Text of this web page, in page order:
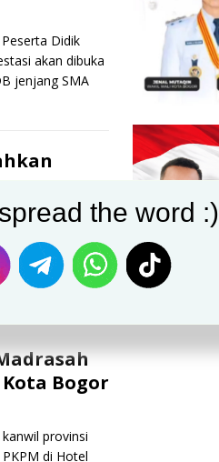
Didik
akan dibuka
jenjang SMA
pernikahan,
memberikan
semua
Bogor
provinsi
di Hotel
the word :)